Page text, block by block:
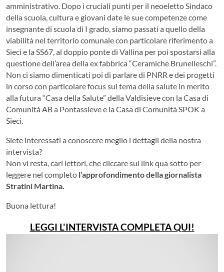
amministrativo. Dopo i cruciali punti per il neoeletto Sindaco
della scuola, cultura e giovani date le sue competenze come
insegnante di scuola di I grado, siamo passati a quello della
viabilità nel territorio comunale con particolare riferimento a
Sieci e la SS67, al doppio ponte di Vallina per poi spostarsi alla
questione dell’area della ex fabbrica “Ceramiche Brunelleschi”.
Non ci siamo dimenticati poi di parlare di PNRR e dei progetti
in corso con particolare focus sul tema della salute in merito
alla futura “Casa della Salute” della Valdisieve con la Casa di
Comunità AB a Pontassieve e la Casa di Comunità SPOK a
Sieci.
Siete interessati a conoscere meglio i dettagli della nostra
intervista?
Non vi resta, cari lettori, che cliccare sul link qua sotto per
leggere nel completo l’approfondimento della giornalista
Stratini Martina.
Buona lettura!
LEGGI L'INTERVISTA COMPLETA QUI!